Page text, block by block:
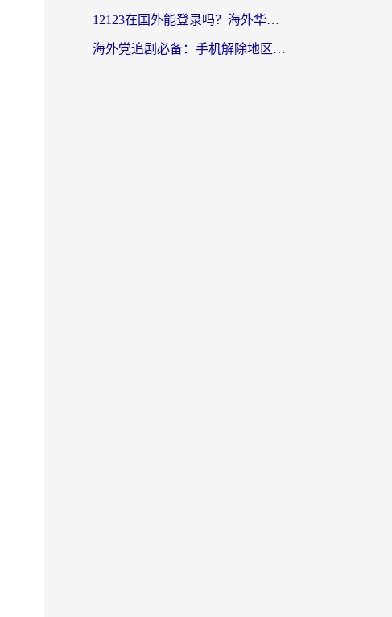
12123在国外能登录吗？海外华人必看的回国加速实用指南
海外党追剧必备：手机解除地区限制app怎么选？解决央视视频&国内剧地区限制全指南